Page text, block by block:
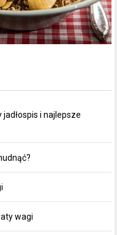
i najlepsze
wagi